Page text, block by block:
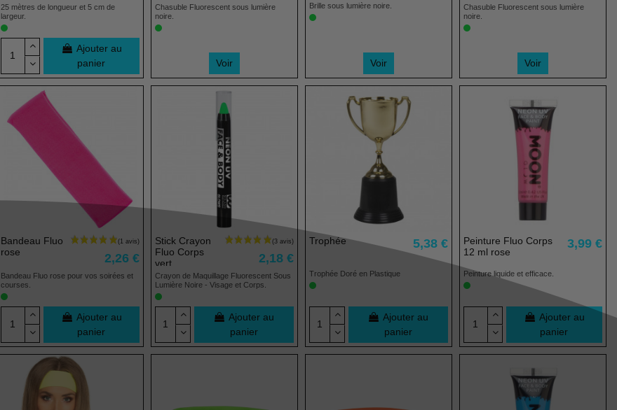
25 mètres de longueur et 5 cm de
largeur.
Ajouter au
panier
Chasuble Fluorescent sous lumière
noire.
Voir
Brille sous lumière noire.
Voir
Chasuble Fluorescent sous lumière
noire.
Voir
Bandeau Fluo
rose
2,26 €
Bandeau Fluo rose pour vos soirées et
courses.
Ajouter au
panier
Stick Crayon
Fluo Corps
vert
2,18 €
Crayon de Maquillage Fluorescent Sous
Lumière Noire - Visage et Corps.
Ajouter au
panier
Trophée 5,38 €
Trophée Doré en Plastique
Ajouter au
panier
Peinture Fluo Corps
12 ml rose
3,99 €
Peinture liquide et efficace.
Ajouter au
panier